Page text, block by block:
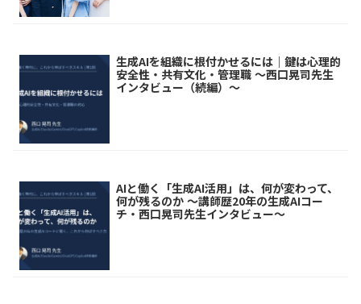
生成AIを組織に根付かせるには｜鍵は心理的
安全性・共有文化・管理職 ～西口晃司先生
インタビュー（続編）～
AIと働く「生成AI活用」は、何が変わって、
何が残るのか ～講師歴20年の生成AIコー
チ・西口晃司先生インタビュー～